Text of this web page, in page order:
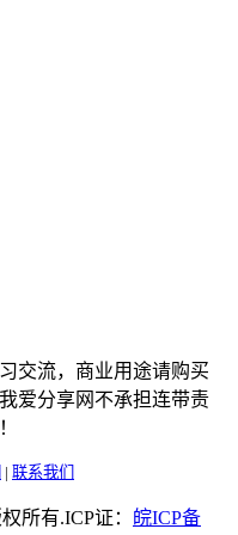
交流，商业用途请购买
爱分享网不承担连带责
| 联系我们
所有.ICP证： 皖ICP备